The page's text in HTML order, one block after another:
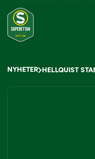
NYHETER HELLQUIST